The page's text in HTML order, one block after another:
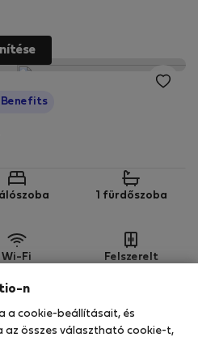
Benefits
1 fürdőszoba
Wi-Fi Felszerelt
az ingatlanban a
n
a cookie-beállításait, és
összes választható cookie-t,